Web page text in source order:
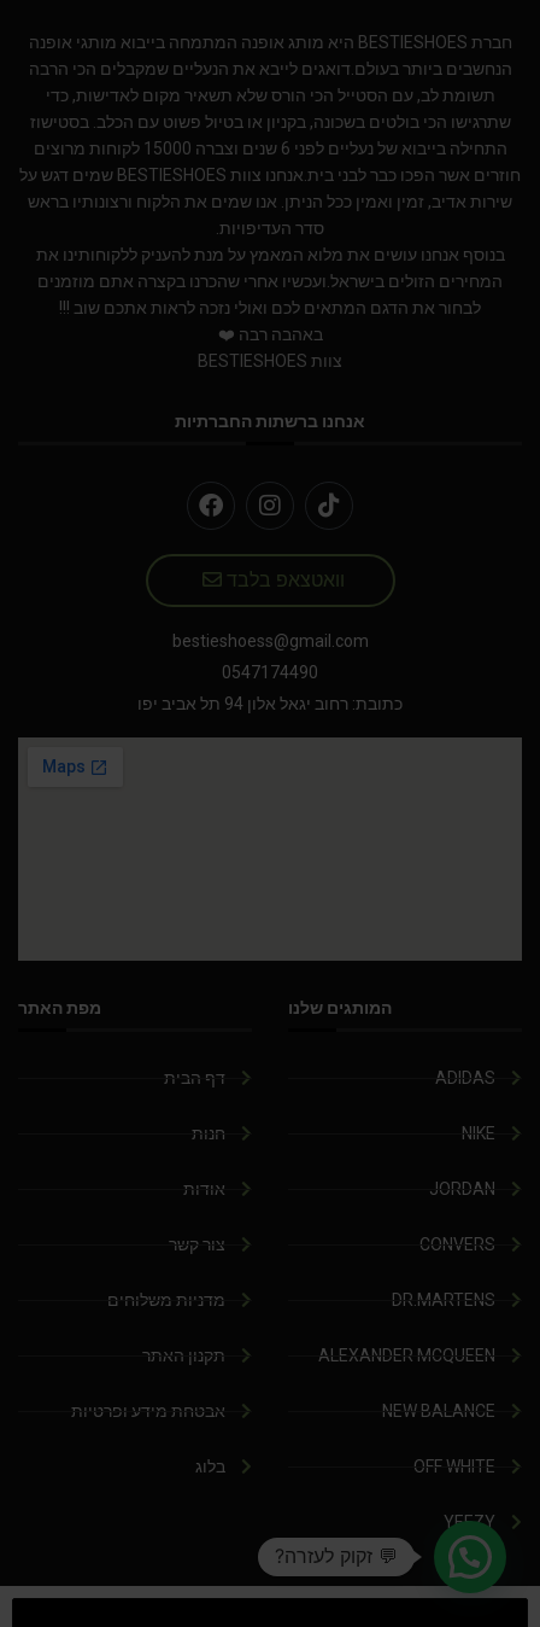
חברת BESTIESHOES היא מותג אופנה המתמחה בייבוא מותגי אופנה
הנחשבים ביותר בעולם.דואגים לייבא את הנעליים שמקבלים הכי הרבה
תשומת לב, עם הסטייל הכי הורס שלא תשאיר מקום לאדישות, כדי
שתרגישו הכי בולטים בשכונה, בקניון או בטיול פשוט עם הכלב. בסטישוז
התחילה בייבוא של נעליים לפני 6 שנים וצברה 15000 לקוחות מרוצים
חוזרים אשר הפכו כבר לבני בית.אנחנו צוות BESTIESHOES שמים דגש על
שירות אדיב, זמין ואמין ככל הניתן. אנו שמים את הלקוח ורצונותיו בראש
סדר העדיפויות.
בנוסף אנחנו עושים את מלוא המאמץ על מנת להעניק ללקוחותינו את
המחירים הזולים בישראל.ועכשיו אחרי שהכרנו בקצרה אתם מוזמנים
לבחור את הדגם המתאים לכם ואולי נזכה לראות אתכם שוב !!!
באהבה רבה ❤️
צוות BESTIESHOES
אנחנו ברשתות החברתיות
וואטצאפ בלבד
bestieshoess@gmail.com
0547174490
כתובת: רחוב יגאל אלון 94 תל אביב יפו
המותגים שלנו
ADIDAS
NIKE
JORDAN
CONVERS
DR.MARTENS
ALEXANDER MCQUEEN
NEW BALANCE
OFF WHITE
YEEZY
מפת האתר
דף הבית
חנות
אודות
צור קשר
מדניות משלוחים
תקנון האתר
אבטחת מידע ופרטיות
בלוג
💬 זקוק לעזרה?